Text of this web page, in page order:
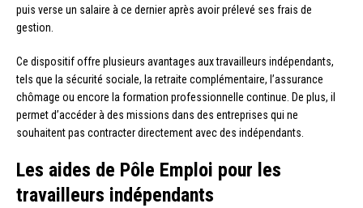
puis verse un salaire à ce dernier après avoir prélevé ses frais de
gestion.
Ce dispositif offre plusieurs avantages aux travailleurs indépendants,
tels que la sécurité sociale, la retraite complémentaire, l’assurance
chômage ou encore la formation professionnelle continue. De plus, il
permet d’accéder à des missions dans des entreprises qui ne
souhaitent pas contracter directement avec des indépendants.
Les aides de Pôle Emploi pour les
travailleurs indépendants